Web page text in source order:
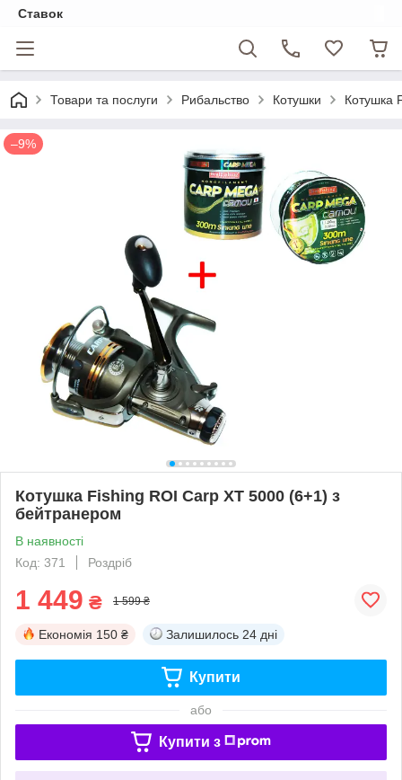
Ставок
Товари та послуги Рибальство Котушки Котушка
–9%
Котушка Fishing ROI Carp XT 5000 (6+1) з
бейтранером
В наявності
Код: 371
Роздріб
1 449 ₴ 1 599 ₴
Економія 150 ₴ Залишилось 24 дні
Купити
або
Купити з